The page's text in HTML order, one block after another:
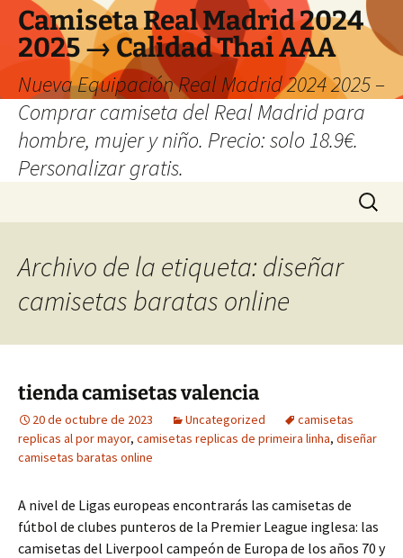
Camiseta Real Madrid 2024
2025 → Calidad Thai AAA
Nueva Equipación Real Madrid 2024 2025 –
Comprar camiseta del Real Madrid para
hombre, mujer y niño. Precio: solo 18.9€.
Personalizar gratis.
Buscar:
Archivo de la etiqueta: diseñar
camisetas baratas online
tienda camisetas valencia
20 de octubre de 2023 Uncategorized
camisetas
replicas al por mayor, camisetas replicas de primeira linha, diseñar
camisetas baratas online
A nivel de Ligas europeas encontrarás las camisetas de
fútbol de clubes punteros de la Premier League inglesa: las
camisetas del Liverpool campeón de Europa de los años 70 y